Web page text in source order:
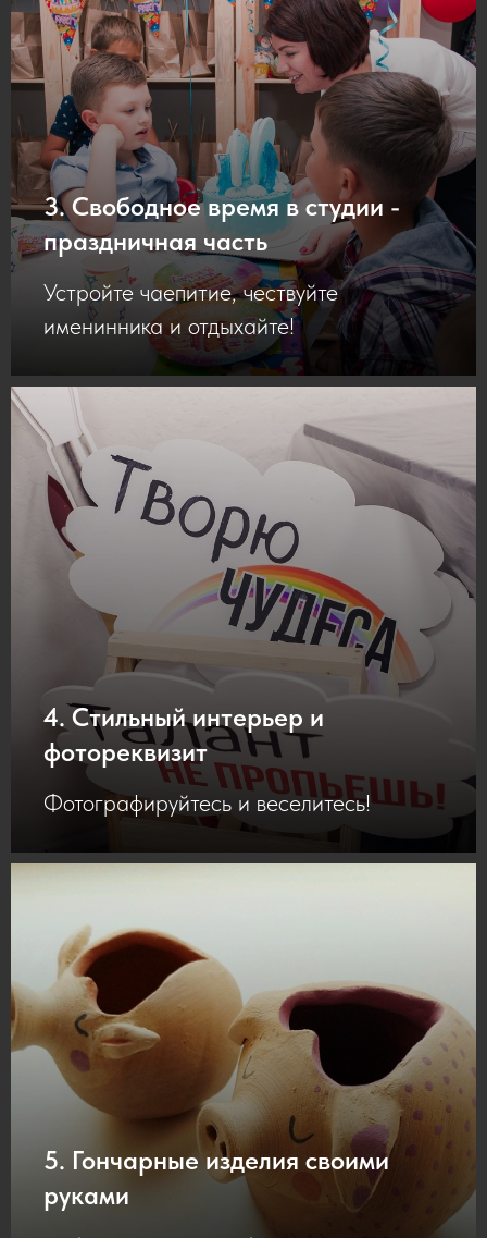
3. Свободное время в студии -
праздничная часть
Устройте чаепитие, чествуйте
именинника и отдыхайте!
4. Стильный интерьер и
фотореквизит
Фотографируйтесь и веселитесь!
5. Гончарные изделия своими
руками